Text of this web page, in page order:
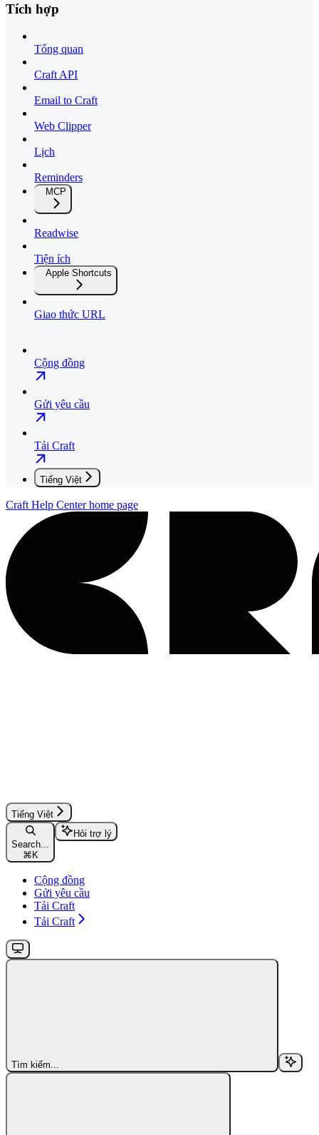
Tích hợp
Tổng quan
Craft API
Email to Craft
Web Clipper
Lịch
Reminders
MCP
Readwise
Tiện ích
Apple Shortcuts
Giao thức URL
Cộng đồng
Gửi yêu cầu
Tải Craft
Tiếng Việt
Craft Help Centerhome page
Tiếng Việt
Search...
⌘ K
Hỏi trợ lý
Cộng đồng
Gửi yêu cầu
Tải Craft
Tải Craft
Tìm kiếm...